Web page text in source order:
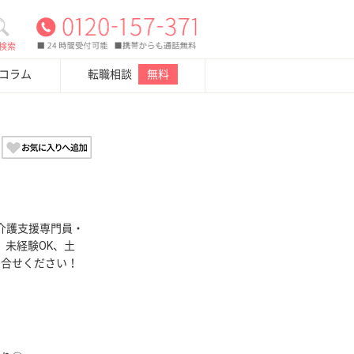
索
ラム 転職相談 無料
支援専門員・
未経験OK、土
せください！